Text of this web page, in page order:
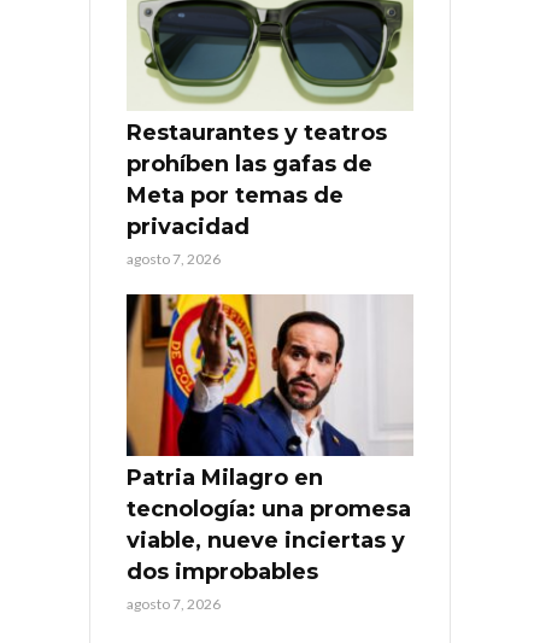
Restaurantes y teatros
prohíben las gafas de
Meta por temas de
privacidad
agosto 7, 2026
Patria Milagro en
tecnología: una promesa
viable, nueve inciertas y
dos improbables
agosto 7, 2026